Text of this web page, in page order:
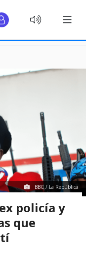
BBC / La República
policía y
que